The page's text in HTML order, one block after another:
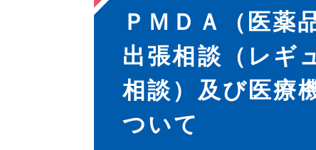
文
ＰＭＤＡ（医薬
出張相談（レギ
相談）及び医療
ついて